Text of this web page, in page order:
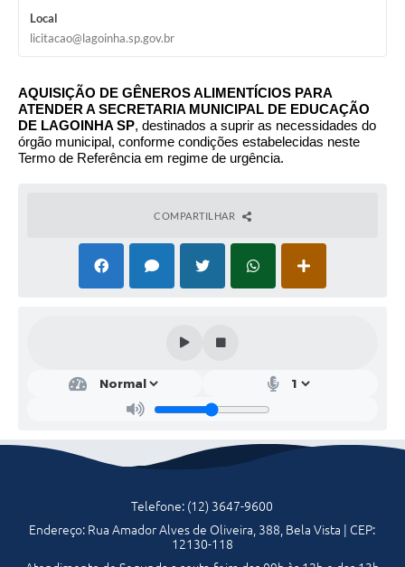
Projetos
Legislação
Editais
Links
Emprega
Local
licitacao@lagoinha.sp.gov.br
AQUISIÇÃO DE GÊNEROS ALIMENTÍCIOS PARA
ATENDER A SECRETARIA MUNICIPAL DE EDUCAÇÃO
DE LAGOINHA SP, destinados a suprir as necessidades do
órgão municipal, conforme condições estabelecidas neste
Termo de Referência em regime de urgência.
COMPARTILHAR
Telefone: (12) 3647-9600
Endereço: Rua Amador Alves de Oliveira, 388, Bela Vista | CEP:
12130-118